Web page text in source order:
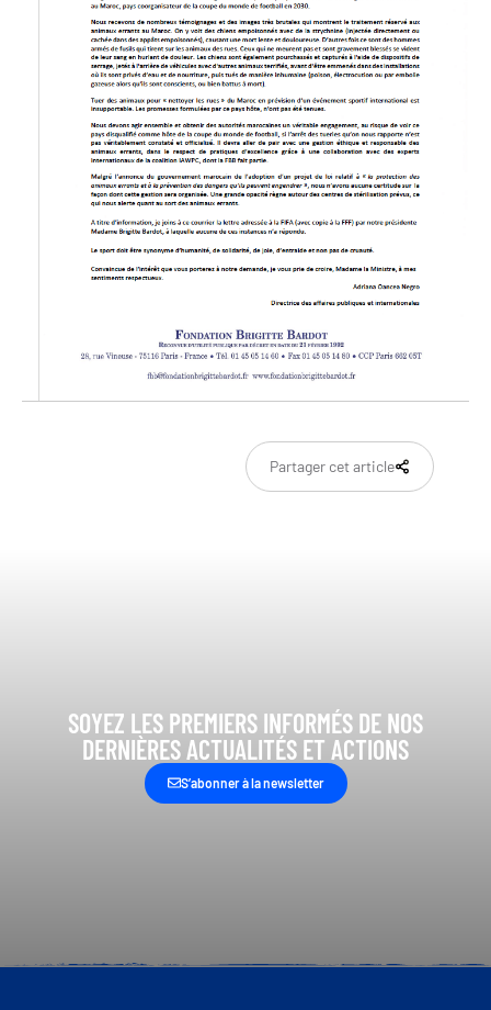
Partager cet article
SOYEZ LES PREMIERS INFORMÉS DE NOS
DERNIÈRES ACTUALITÉS ET ACTIONS
S’abonner à la newsletter